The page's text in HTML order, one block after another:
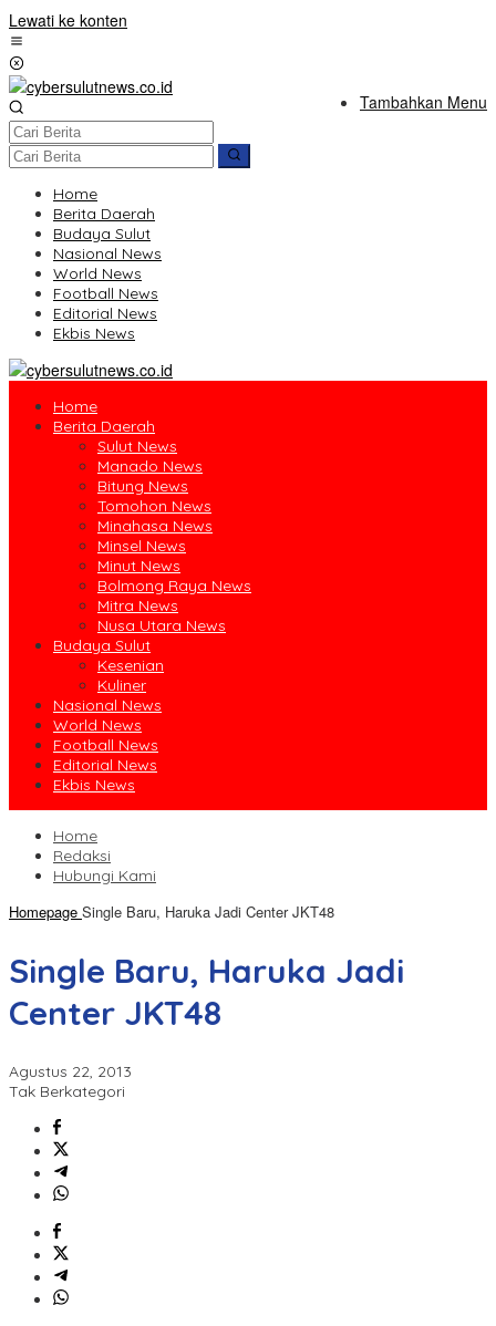
Lewati ke konten
Tambahkan Menu
Home
Berita Daerah
Budaya Sulut
Nasional News
World News
Football News
Editorial News
Ekbis News
Home
Berita Daerah
Sulut News
Manado News
Bitung News
Tomohon News
Minahasa News
Minsel News
Minut News
Bolmong Raya News
Mitra News
Nusa Utara News
Budaya Sulut
Kesenian
Kuliner
Nasional News
World News
Football News
Editorial News
Ekbis News
Home
Redaksi
Hubungi Kami
Homepage Single Baru, Haruka Jadi Center JKT48
Single Baru, Haruka Jadi
Center JKT48
Agustus 22, 2013
Tak Berkategori